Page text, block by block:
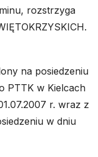
rozstrzyga
na posiedzeniu
PTTK w Kielcach
r. wraz z
w dniu